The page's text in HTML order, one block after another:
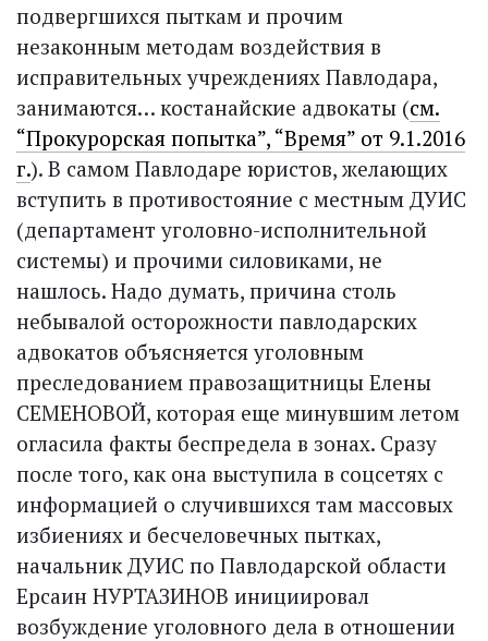
подвергшихся пыткам и прочим
незаконным методам воздействия в
исправительных учреждениях Павлодара,
занимаются… костанайские адвокаты (см.
“Прокурорская попытка”, “Время” от 9.1.2016
г.). В самом Павлодаре юристов, желающих
вступить в противостояние с местным ДУИС
(департамент уголовно-исполнительной
системы) и прочими силовиками, не
нашлось. Надо думать, причина столь
небывалой осторожности павлодарских
адвокатов объ­ясняется уголовным
преследованием правозащитницы Елены
СЕМЕНОВОЙ, которая еще минувшим летом
огласила факты беспредела в зонах. Сразу
после того, как она выступила в соцсетях с
информацией о случившихся там массовых
избиениях и бесчеловечных пытках,
начальник ДУИС по Павлодарской области
Ерсаин НУРТАЗИНОВ инициировал
возбуждение уголовного дела в отношении